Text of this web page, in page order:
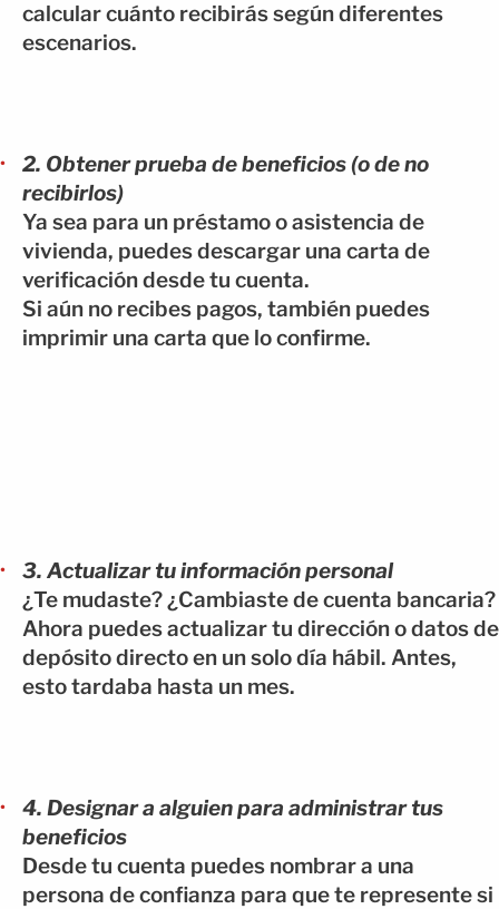
calcular cuánto recibirás según diferentes
escenarios.
2. Obtener prueba de beneficios (o de no
recibirlos)
Ya sea para un préstamo o asistencia de
vivienda, puedes descargar una carta de
verificación desde tu cuenta.
Si aún no recibes pagos, también puedes
imprimir una carta que lo confirme.
3. Actualizar tu información personal
¿Te mudaste? ¿Cambiaste de cuenta bancaria?
Ahora puedes actualizar tu dirección o datos de
depósito directo en un solo día hábil. Antes,
esto tardaba hasta un mes.
4. Designar a alguien para administrar tus
beneficios
Desde tu cuenta puedes nombrar a una
persona de confianza para que te represente si